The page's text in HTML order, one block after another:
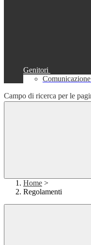
Genitori
Campo di ricerca per le
Home >
Regolamenti